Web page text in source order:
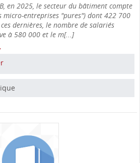
en 2025, le secteur du bâtiment compte
micro-entreprises "pures") dont 422 700
dernières, le nombre de salariés
à 580 000 et le m[...]